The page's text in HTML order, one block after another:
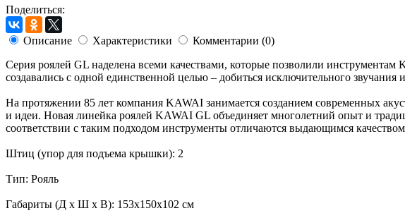
Поделиться:
Описание Характеристики
Комментарии (0)
Серия роялей GL наделена всеми качествами, которые позволили
создавались с одной единственной целью – добиться исключительного
На протяжении 85 лет компания KAWAI занимается созданием современных
и идеи. Новая линейка роялей KAWAI GL объединяет многолетний опыт и
соответствии с таким подходом инструменты отличаются выдающимся
Штиц (упор для подъема крышки): 2
Тип: Рояль
Габариты (Д х Ш х В): 153x150x102 см